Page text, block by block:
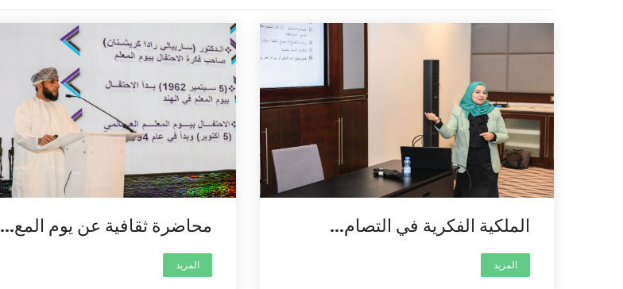
الملكية الفكرية في التصام...
المزيد
محاضرة ثقافية عن يوم المع...
المزيد